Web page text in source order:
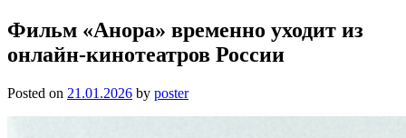
Фильм «Анора» временно уходит из
онлайн-кинотеатров России
Posted on 21.01.2026 by poster